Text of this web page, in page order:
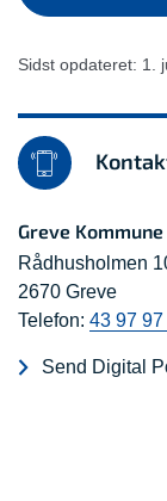
Sidst opdateret: 1.
Greve
Rådhusholmen
2670 Greve
Telefon: 43 97 97
Send Digital